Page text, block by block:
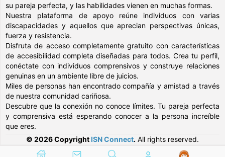
su pareja perfecta, y las habilidades vienen en muchas formas.
Nuestra plataforma de apoyo reúne individuos con varias
discapacidades y aquellos que aprecian perspectivas únicas,
fuerza y resistencia.
Disfruta de acceso completamente gratuito con características
de accesibilidad completa diseñadas para todos. Crea tu perfil,
conéctate con individuos comprensivos y construye relaciones
genuinas en un ambiente libre de juicios.
Miles de personas han encontrado compañía y amistad a través
de nuestra comunidad cariñosa.
Descubre que la conexión no conoce límites. Tu pareja perfecta
y comprensiva está esperando conocer a la persona increíble
que eres.
© 2026 Copyright ISN Connect. All rights reserved.